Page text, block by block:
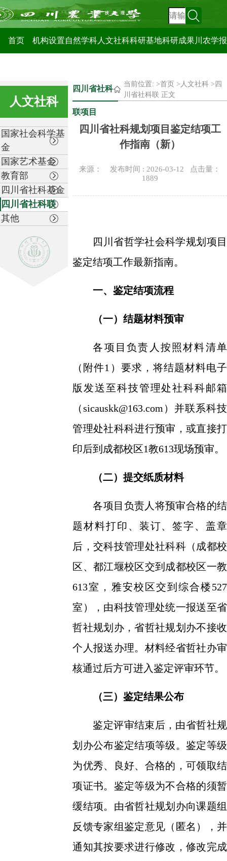
科技管理处
首页 机构设置自然学科人文社科科研基地科研成果川农学报
人文社科
国家社会科学基
金
国家艺术基金
教育部
四川省社科基金
四川省社科联
其他
四川省社科
联项目
当前位置: >首页 > 人文社科 > 四
川省社科联 正文
四川省社科规划项目鉴定结项工
作指南（新）
来源： 发布时间 : 2026-03-12 点击量：
1889
四川省哲学社会科学规划项目
鉴定结项工作最新指南。
一、鉴定结项流程
（一）结题材料预审
各项目负责人按照材料清单
（附件1）要求，将结题材料电子
版发送至科技管理处社科科邮箱
（sicauskk@163.com）并联系科技
管理处社科科进行预审，或直接打
印后到成都校区1教613现场预审。
（二）提交纸质材料
各项目负责人将预审合格的结
题材料打印、装订、签字、盖章
后，交科技管理处社科科（成都校
区、都江堰校区交到成都校区一教
613室，雅安校区交到综合楼527
室），由科技管理处统一报送至省
哲社规划办，省哲社规划办不接收
个人报送办理。材料经省哲社办审
核通过后方可进入鉴定评审环节。
（三）鉴定结果公布
鉴定评审结束后，由省哲社规
划办公布鉴定结项等级。鉴定等级
为优秀、良好、合格的，可领取结
项证书。鉴定等级为不合格的须暂
缓结项。由省哲社规划办向课题组
反馈专家组鉴定意见（匿名），并
通知其按要求进行修改，修改完成